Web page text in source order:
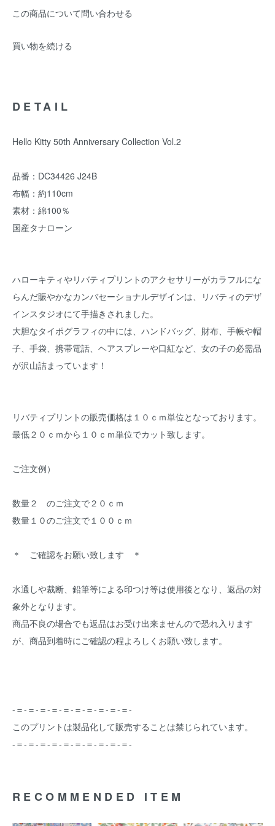
この商品について問い合わせる
買い物を続ける
DETAIL
Hello Kitty 50th Anniversary Collection Vol.2
品番：DC34426 J24B
布幅：約110cm
素材：綿100％
国産タナローン
ハローキティやリバティプリントのアクセサリーがカラフルにな
らんだ賑やかなカンバセーショナルデザインは、リバティのデザ
インスタジオにて手描きされました。
大胆なタイポグラフィの中には、ハンドバッグ、財布、手帳や帽
子、手袋、携帯電話、ヘアスプレーや口紅など、女の子の必需品
が沢山詰まっています！
リバティプリントの販売価格は１０ｃｍ単位となっております。
最低２０ｃｍから１０ｃｍ単位でカット致します。
ご注文例）
数量２ のご注文で２０ｃｍ
数量１０のご注文で１００ｃｍ
＊ ご確認をお願い致します ＊
水通しや裁断、鉛筆等による印つけ等は使用後となり、返品の対
象外となります。
商品不良の場合でも返品はお受け出来ませんので恐れ入ります
が、商品到着時にご確認の程よろしくお願い致します。
-＝-＝-＝-＝-＝-＝-＝-＝-＝-＝-
このプリントは製品化して販売することは禁じられています。
-＝-＝-＝-＝-＝-＝-＝-＝-＝-＝-
RECOMMENDED ITEM